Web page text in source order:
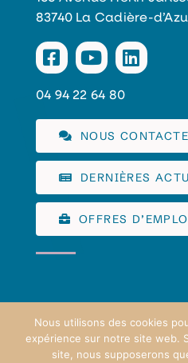
83740 La Cadière-
04 94 22 64 80
NOUS
DERNIÈRES
OFFRES
COMMUNAUTÉ
Nous utilisons des cookies
expérience sur notre site web.
site, nous supposerons